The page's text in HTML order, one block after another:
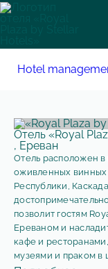
ПРОЖИВАНИЕ
УСЛУГИ
КОНТАКТЫ
Hotel
Отель «Royal
, Ереван
Отель расположен
оживленных винных
Республики,
позволит гостям
Ереваном и
кафе и
музеями и праком в